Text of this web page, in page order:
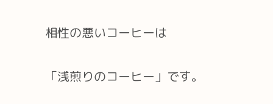
相性の悪いコーヒーは
「浅煎りのコーヒー」です。